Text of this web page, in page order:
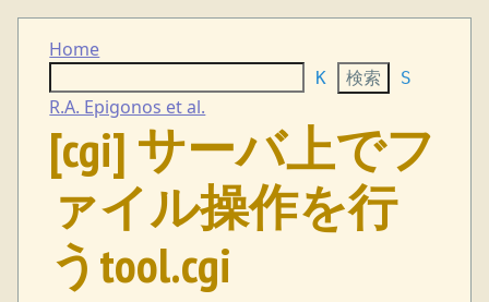
Home
K S
R.A. Epigonos et al.
[cgi] サーバ上でフ
ァイル操作を行
うtool.cgi